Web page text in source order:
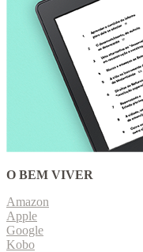
O BEM VIVER
Amazon
Apple
Google
Kobo